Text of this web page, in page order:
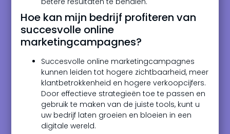
Hoe kan mijn bedrijf profiteren van
succesvolle online
marketingcampagnes?
Succesvolle online marketingcampagnes
kunnen leiden tot hogere zichtbaarheid, meer
klantbetrokkenheid en hogere verkoopcijfers.
Door effectieve strategieën toe te passen en
gebruik te maken van de juiste tools, kunt u
uw bedrijf laten groeien en bloeien in een
digitale wereld.